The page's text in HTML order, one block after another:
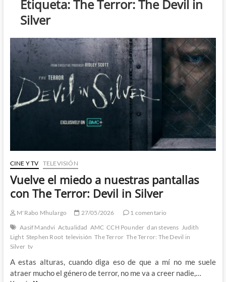
Etiqueta:The Terror: The Devil in
Silver
CINE Y TV TELEVISIÓN
Vuelve el miedo a nuestras pantallas
con The Terror: Devil in Silver
M'Rabo Mhulargo 27/05/2026
1 comentario
Aasif Mandvi Actualidad AMC CCH Pounder dan stevens Judith
Light Stephen Root televisión The Terror The Terror: The Devil in
Silver tv
A estas alturas, cuando diga eso de que a mí no me suele
atraer mucho el género de terror, no me va a creer nadie,…